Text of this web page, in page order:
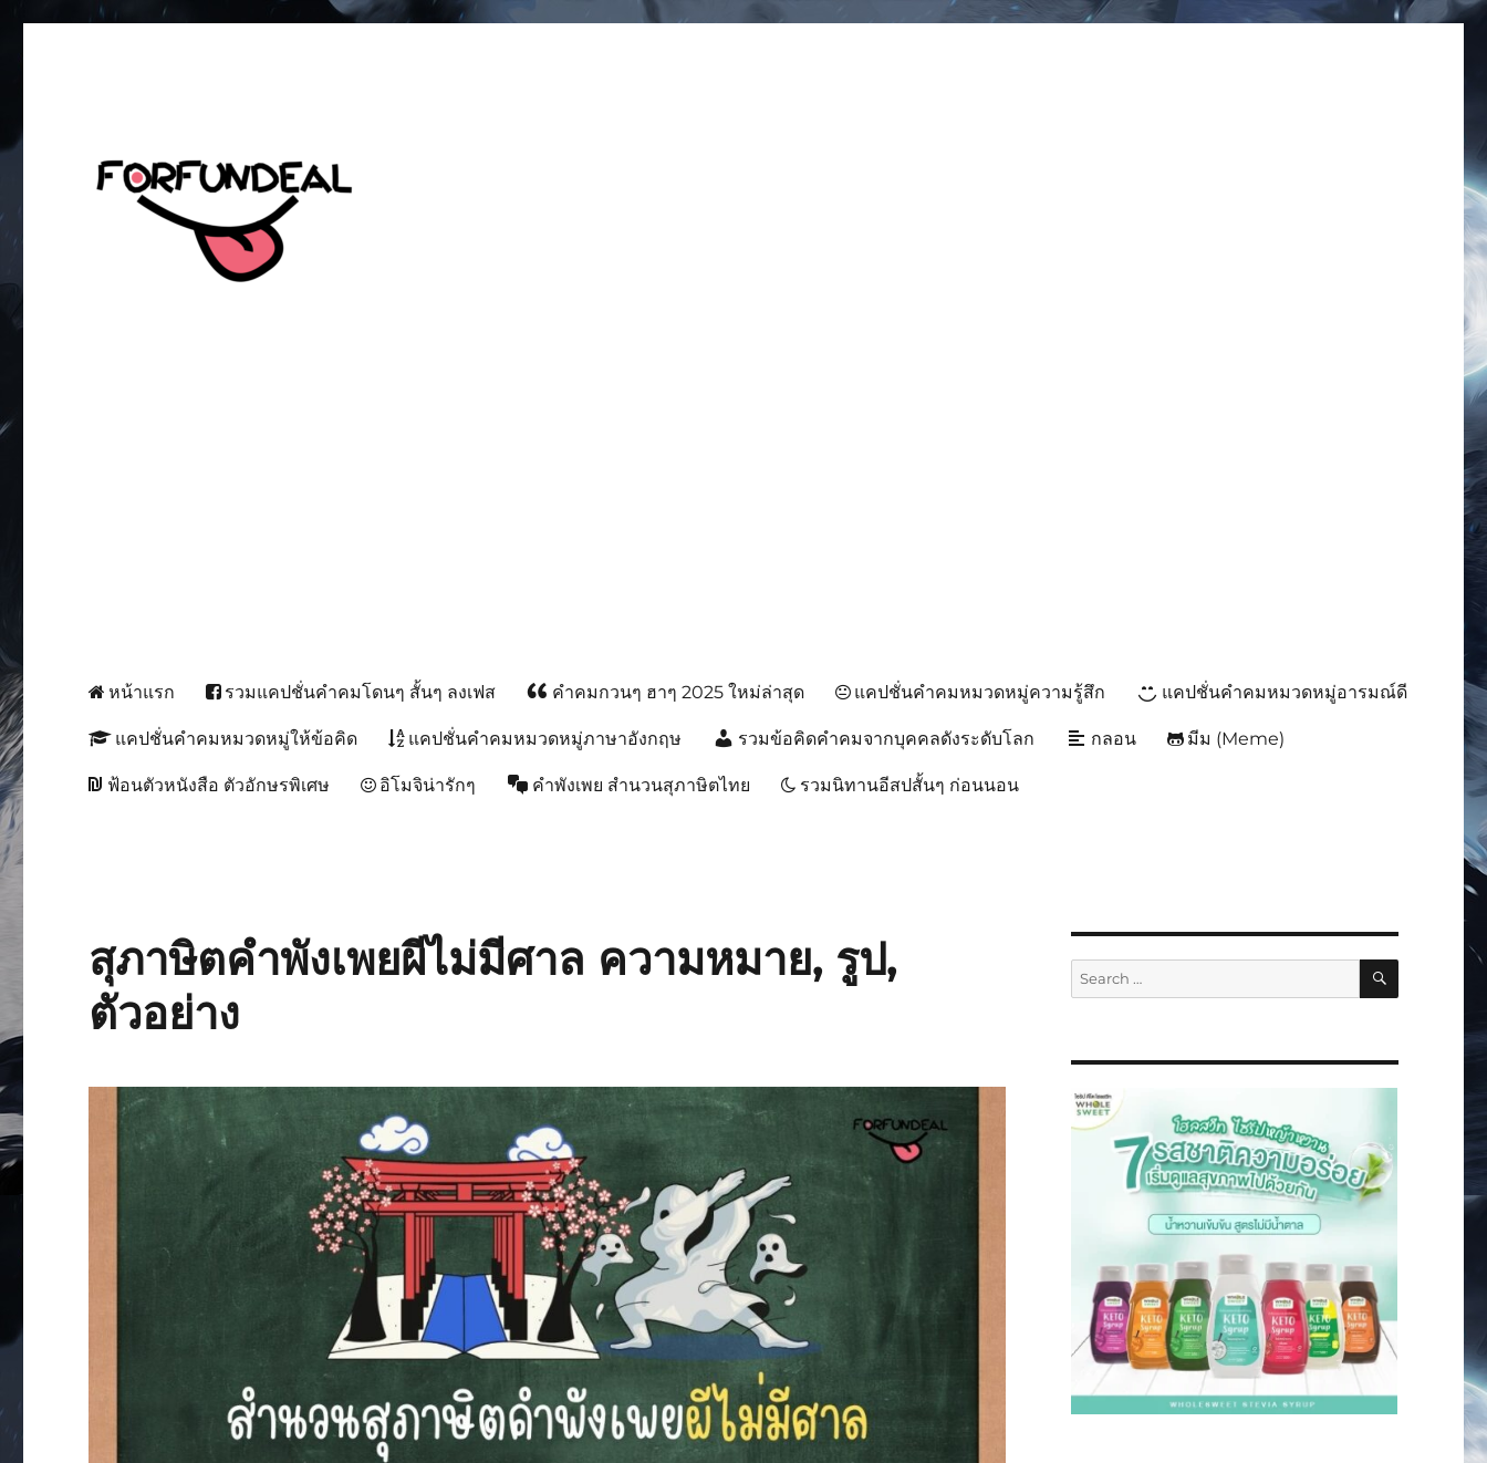
หน้าแรก รวมแคปชั่นคำคมโดนๆ สั้นๆ ลงเฟส คำคมกวนๆ ฮาๆ 2025 ใหม่ล่าสุด แคปชั่นคำคมหมวดหมู่ความรู้สึก แคปชั่นคำคมหมวดหมู่อารมณ์ดี
แคปชั่นคำคมหมวดหมู่ให้ข้อคิด แคปชั่นคำคมหมวดหมู่ภาษาอังกฤษ รวมข้อคิดคำคมจากบุคคลดังระดับโลก กลอน มีม (Meme)
ฟ้อนตัวหนังสือ ตัวอักษรพิเศษ อิโมจิน่ารักๆ คำพังเพย สำนวนสุภาษิตไทย รวมนิทานอีสปสั้นๆ ก่อนนอน
สุภาษิตคำพังเพยผีไม่มีศาล ความหมาย, รูป,
ตัวอย่าง